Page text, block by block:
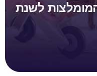
לשנת